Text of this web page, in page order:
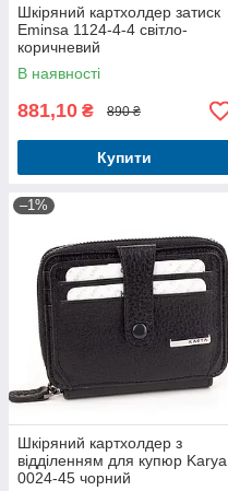
Шкіряний картхолдер затиск
Eminsa 1124-4-4 світло-
коричневий
В наявності
881,10 ₴ 890 ₴
Купити
–1%
Шкіряний картхолдер з
відділенням для купюр Karya
0024-45 чорний